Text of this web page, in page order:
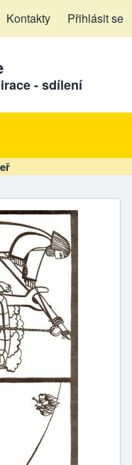
Kontakty Přihlásit se
- sdílení